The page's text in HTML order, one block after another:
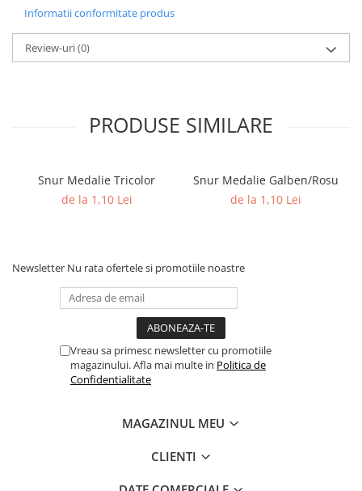
Personalizari
Produse Personalizate
Trofee Personalizate
Informatii conformitate produs
Review-uri(0)
PRODUSE SIMILARE
Snur Medalie Tricolor
de la 1,10 Lei
Snur Medalie Galben/Rosu
de la 1,10 Lei
Newsletter Nu rata ofertele si promotiile noastre
Vreau sa primesc newsletter cu promotiile
magazinului. Afla mai multe in Politica de
Confidentialitate
MAGAZINUL MEU
CLIENTI